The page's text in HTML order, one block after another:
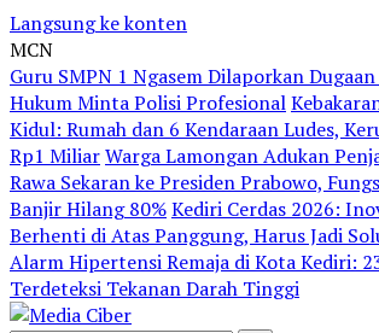
Langsung ke konten
MCN
Guru SMPN 1 Ngasem Dilaporkan
Hukum Minta Polisi Profesional
Kidul: Rumah dan 6 Kendaraan Ludes,
Rp1 MiliarWarga Lamongan Adukan
Rawa Sekaran ke Presiden Prabowo,
Banjir Hilang 80%Kediri Cerdas 2026:
Berhenti di Atas Panggung, Harus Jadi
Alarm Hipertensi Remaja di Kota Kediri:
Terdeteksi Tekanan Darah Tinggi